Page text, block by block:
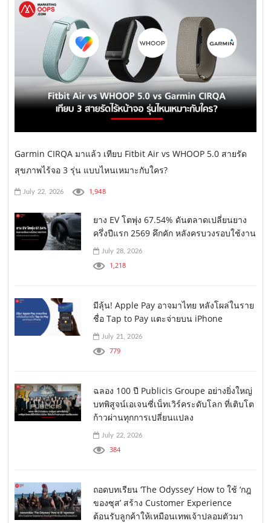
Garmin CIRQA มาแล้ว เทียบ Fitbit Air vs WHOOP 5.0 สายรัด
สุขภาพไร้จอ 3 รุ่น แบบไหนเหมาะกับใคร?
July 22, 2026 1,948
ยาง EV โตพุ่ง 67.54% ดันตลาดเปลี่ยนยาง
ครึ่งปีแรก 2569 คึกคัก หลังครบวงรอบใช้งาน
July 28, 2026
1,218
มีลุ้น! Apple Pay อาจมาไทย หลังโผล่ในราย
ชื่อ Tap to Pay แตะจ่ายบน iPhone
July 21, 2026
779
ฉลอง 100 ปี Publicis Groupe อย่างยิ่งใหญ่
บทพิสูจน์เอเจนซี่เน็ทเวิร์คระดับโลก ที่เติบโต
ก้าวผ่านทุกการเปลี่ยนแปลง
July 22, 2026
384
ถอดบทเรียน ‘The Odyssey’ How to ใช้ ‘กฎ
ของซุส’ สร้าง Customer Experience
ต้อนรับลูกค้าให้เหมือนเทพเจ้าปลอมตัวมา